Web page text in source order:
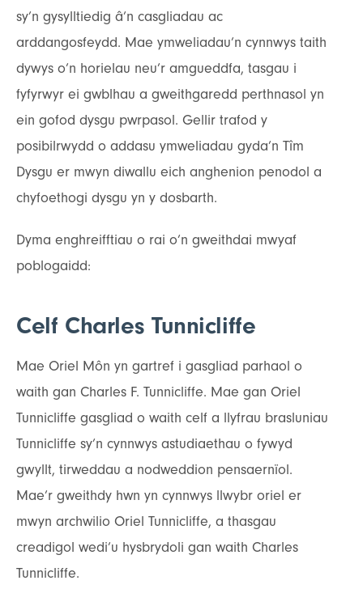
sy’n gysylltiedig â’n casgliadau ac
arddangosfeydd. Mae ymweliadau’n cynnwys taith
dywys o’n horielau neu’r amgueddfa, tasgau i
fyfyrwyr ei gwblhau a gweithgaredd perthnasol yn
ein gofod dysgu pwrpasol. Gellir trafod y
posibilrwydd o addasu ymweliadau gyda’n Tîm
Dysgu er mwyn diwallu eich anghenion penodol a
chyfoethogi dysgu yn y dosbarth.
Dyma enghreifftiau o rai o’n gweithdai mwyaf
poblogaidd:
Celf Charles Tunnicliffe
Mae Oriel Môn yn gartref i gasgliad parhaol o
waith gan Charles F. Tunnicliffe. Mae gan Oriel
Tunnicliffe gasgliad o waith celf a llyfrau brasluniau
Tunnicliffe sy’n cynnwys astudiaethau o fywyd
gwyllt, tirweddau a nodweddion pensaernïol.
Mae’r gweithdy hwn yn cynnwys llwybr oriel er
mwyn archwilio Oriel Tunnicliffe, a thasgau
creadigol wedi’u hysbrydoli gan waith Charles
Tunnicliffe.